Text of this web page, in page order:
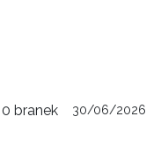
0 branek 30/06/2026